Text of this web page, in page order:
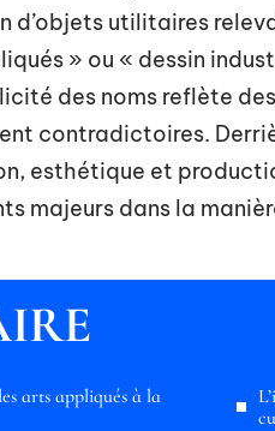
d’objets utilitaires
» ou « dessin
des noms reflète
contradictoires.
esthétique et
majeurs dans la
arts appliqués à la